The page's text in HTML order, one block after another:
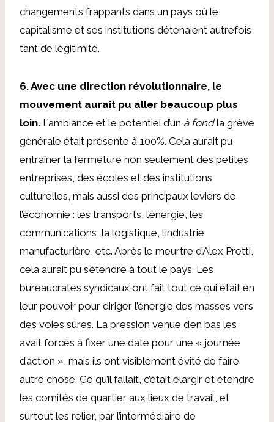
changements frappants dans un pays où le
capitalisme et ses institutions détenaient autrefois
tant de légitimité.
6. Avec une direction révolutionnaire, le
mouvement aurait pu aller beaucoup plus
loin. L’ambiance et le potentiel d’un à fondla grève
générale était présente à 100%. Cela aurait pu
entraîner la fermeture non seulement des petites
entreprises, des écoles et des institutions
culturelles, mais aussi des principaux leviers de
l’économie : les transports, l’énergie, les
communications, la logistique, l’industrie
manufacturière, etc. Après le meurtre d’Alex Pretti,
cela aurait pu s’étendre à tout le pays. Les
bureaucrates syndicaux ont fait tout ce qui était en
leur pouvoir pour diriger l’énergie des masses vers
des voies sûres. La pression venue d’en bas les
avait forcés à fixer une date pour une « journée
d’action », mais ils ont visiblement évité de faire
autre chose. Ce qu’il fallait, c’était élargir et étendre
les comités de quartier aux lieux de travail, et
surtout les relier, par l’intermédiaire de